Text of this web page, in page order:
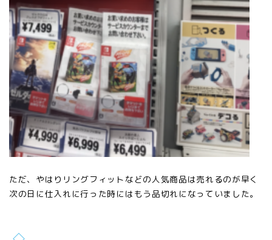
ただ、やはりリングフィットなどの人気商品は売れるのが早く
次の日に仕入れに行った時にはもう品切れになっていました。